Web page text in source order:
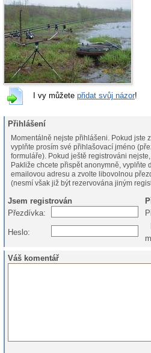
I vy můžete přidat svůj názor!
Přihlášení
Momentálně nejste přihlášeni. Pokud jste
vyplňte prosím své přihlašovací jméno
formuláře). Pokud ještě registrováni
Pakliže chcete přispět anonymně, vyplňte
emailovou adresu a zvolte libovolnou
(nesmí však již být rezervována jiným
Jsem registrován
Přezdívka:
Heslo:
Váš komentář